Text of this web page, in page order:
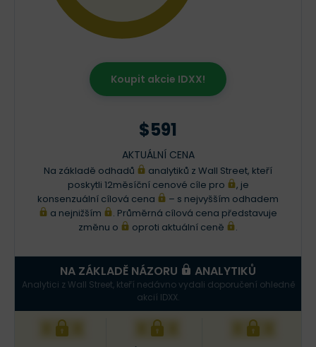
Koupit akcie IDXX!
$591
AKTUÁLNÍ CENA
Na základě odhadů
analytiků z Wall Street, kteří
poskytli 12měsíční cenové cíle pro
, je
konsenzuální cílová cena
– s nejvyšším odhadem
a nejnižším
. Průměrná cílová cena představuje
změnu o
oproti aktuální ceně .
NA ZÁKLADĚ NÁZORU ANALYTIKŮ
Analytici z Wall Street, kteří nedávno vydali doporučení ohledně
akcií IDXX.
XXX XXX XXX